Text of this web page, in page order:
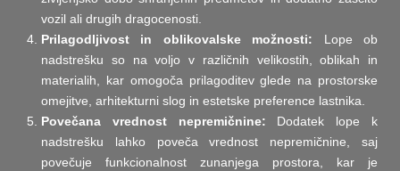
vozil ali drugih dragocenosti.
Prilagodljivost in oblikovalske možnosti: Lope ob
nadstrešku so na voljo v različnih velikostih, oblikah in
materialih, kar omogoča prilagoditev glede na prostorske
omejitve, arhitekturni slog in estetske preference lastnika.
Povečana vrednost nepremičnine: Dodatek lope k
nadstrešku lahko poveča vrednost nepremičnine, saj
povečuje funkcionalnost zunanjega prostora, kar je